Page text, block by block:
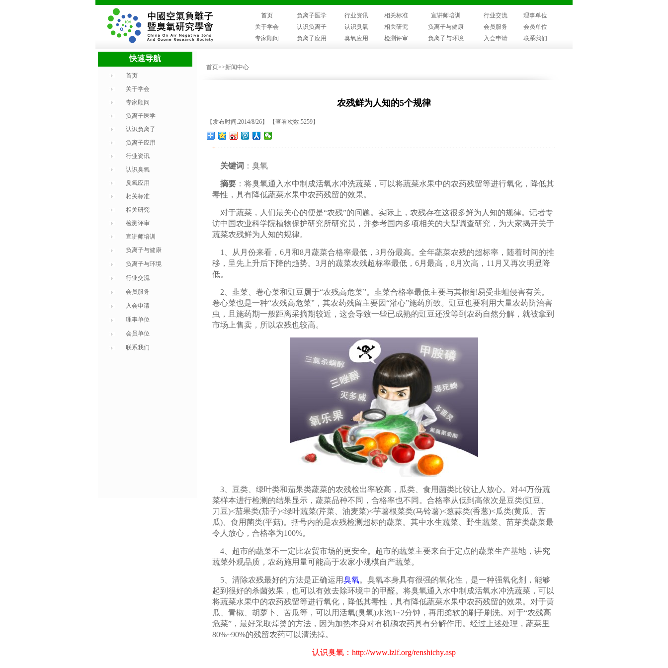
首页 负离子医学 行业资讯 相关标准 宣讲师培训 行业交流
理事单位
关于学会
认识负离子 认识臭氧 相关研究 负离子与健康 会员服务
会员单位
专家顾问
负离子应用 臭氧应用 检测评审 负离子与环境 入会申请 联系我们
快速导航
首页
关于学会
专家顾问
负离子医学
认识负离子
负离子应用
行业资讯
认识臭氧
臭氧应用
相关标准
相关研究
检测评审
宣讲师培训
负离子与健康
负离子与环境
行业交流
会员服务
入会申请
理事单位
会员单位
联系我们
首页>>新闻中心
农残鲜为人知的5个规律
【发布时间:2014/8/26】 【查看次数:5259】
+
关键词 ：臭氧
摘要 ：将臭氧通入水中制成活氧水冲洗蔬菜，可以将蔬菜水果中的农药残留等进行氧化，降低其
毒性，具有降低蔬菜水果中农药残留的效果。
对于蔬菜，人们最关心的便是“农残”的问题。实际上，农残存在这很多鲜为人知的规律。记者专
访中国农业科学院植物保护研究所研究员，并参考国内多项相关的大型调查研究，为大家揭开关于
蔬菜农残鲜为人知的规律。
1、从月份来看，6月和8月蔬菜合格率最低，3月份最高。全年蔬菜农残的超标率，随着时间的推
移，呈先上升后下降的趋势。3月的蔬菜农残超标率最低，6月最高，8月次高，11月又再次明显降
低。
2、韭菜、卷心菜和豇豆属于“农残高危菜”。韭菜合格率最低主要与其根部易受韭蛆侵害有关。
卷心菜也是一种“农残高危菜”，其农药残留主要因“灌心”施药所致。豇豆也要利用大量农药防治害
虫，且施药期一般距离采摘期较近，这会导致一些已成熟的豇豆还没等到农药自然分解，就被拿到
市场上售卖，所以农残也较高。
3、豆类、绿叶类和茄果类蔬菜的农残检出率较高，瓜类、食用菌类比较让人放心。对44万份蔬
菜样本进行检测的结果显示，蔬菜品种不同，合格率也不同。合格率从低到高依次是豆类(豇豆、
刀豆)<茄果类(茄子)<绿叶蔬菜(芹菜、油麦菜)<芋薯根菜类(马铃薯)<葱蒜类(香葱)<瓜类(黄瓜、苦
瓜)、食用菌类(平菇)。括号内的是农残检测超标的蔬菜。其中水生蔬菜、野生蔬菜、苗芽类蔬菜最
令人放心，合格率为100%。
4、超市的蔬菜不一定比农贸市场的更安全。超市的蔬菜主要来自于定点的蔬菜生产基地，讲究
蔬菜外观品质，农药施用量可能高于农家小规模自产蔬菜。
5、清除农残最好的方法是正确运用臭氧。臭氧本身具有很强的氧化性，是一种强氧化剂，能够
起到很好的杀菌效果，也可以有效去除环境中的甲醛。将臭氧通入水中制成活氧水冲洗蔬菜，可以
将蔬菜水果中的农药残留等进行氧化，降低其毒性，具有降低蔬菜水果中农药残留的效果。对于黄
瓜、青椒、胡萝卜、苦瓜等，可以用活氧(臭氧)水泡1~2分钟，再用柔软的刷子刷洗。对于“农残高
危菜”，最好采取焯烫的方法，因为加热本身对有机磷农药具有分解作用。经过上述处理，蔬菜里
80%~90%的残留农药可以清洗掉。
认识臭氧： http://www.lzlf.org/renshichy.asp